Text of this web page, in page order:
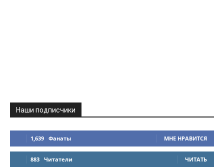
Наши подписчики
1,639 Фанаты МНЕ НРАВИТСЯ
883 Читатели ЧИТАТЬ